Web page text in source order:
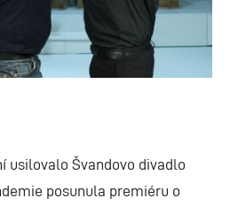
usilovalo Švandovo divadlo
posunula premiéru o